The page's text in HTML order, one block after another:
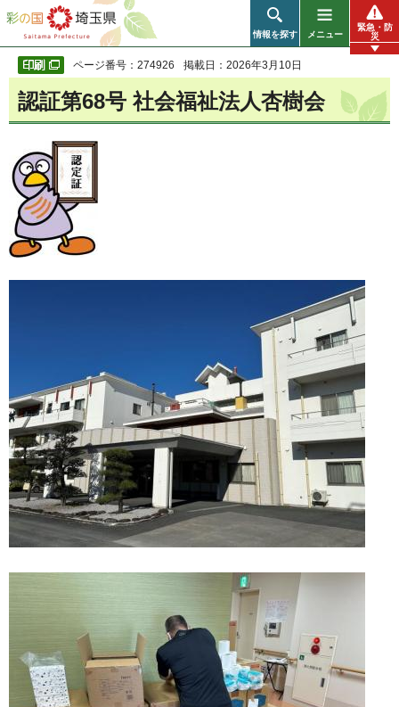
彩の国 埼玉県
情報を探す メニュー
緊急・防
災
ページ番号：274926 掲載日：2026年3月10日
認証第68号 社会福祉法人杏樹会